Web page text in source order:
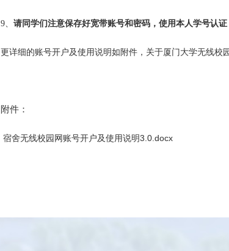
9、请同学们注意保存好宽带账号和密码，使用本人学号认证
更详细的账号开户及使用说明如附件，关于厦门大学无线校
附件：
宿舍无线校园网账号开户及使用说明3.0.docx